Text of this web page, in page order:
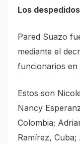
Los despedidos
Pared Suazo
mediante el
funcionarios en
Estos son
Nancy
Colombia;
Ramírez,